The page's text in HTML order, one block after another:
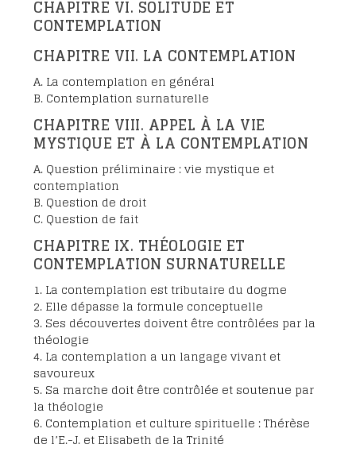
CHAPITRE VI. SOLITUDE ET
CONTEMPLATION
CHAPITRE VII. LA CONTEMPLATION
A. La contemplation en général
B. Contemplation surnaturelle
CHAPITRE VIII. APPEL À LA VIE
MYSTIQUE ET À LA CONTEMPLATION
A. Question préliminaire : vie mystique et
contemplation
B. Question de droit
C. Question de fait
CHAPITRE IX. THÉOLOGIE ET
CONTEMPLATION SURNATURELLE
1. La contemplation est tributaire du dogme
2. Elle dépasse la formule conceptuelle
3. Ses découvertes doivent être contrôlées par la
théologie
4. La contemplation a un langage vivant et
savoureux
5. Sa marche doit être contrôlée et soutenue par
la théologie
6. Contemplation et culture spirituelle : Thérèse
de l’E.-J. et Elisabeth de la Trinité